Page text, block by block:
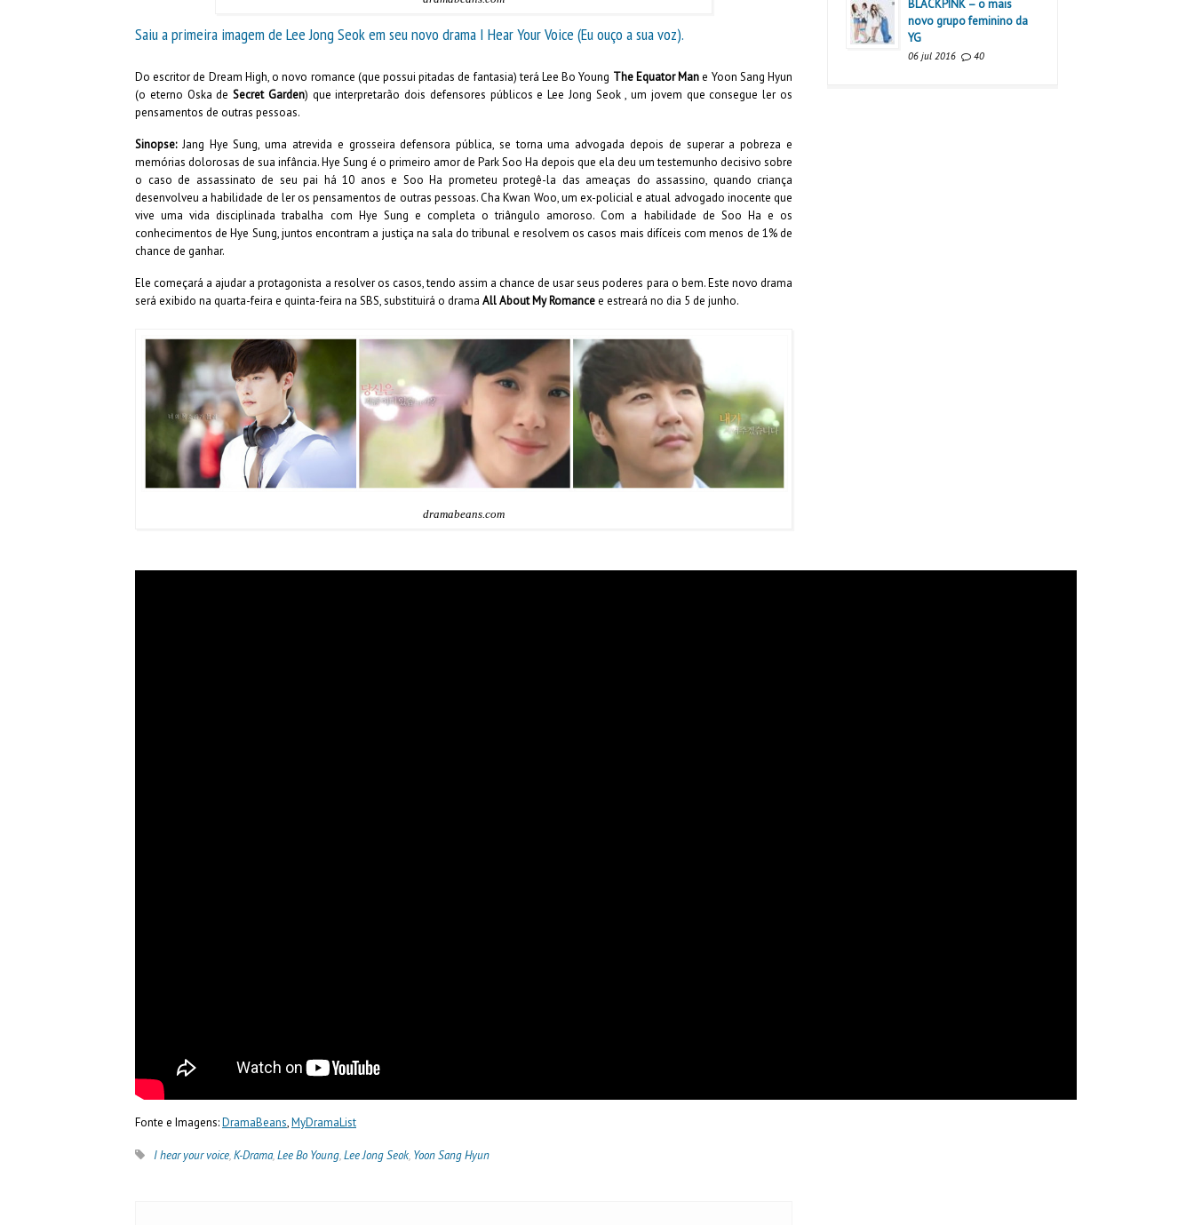
Saiu a primeira imagem de Lee Jong Seok em seu novo drama I Hear Your Voice (Eu ouço a sua voz).
Do escritor de Dream High, o novo romance (que possui pitadas de fantasia) terá Lee Bo Young The Equator Mane Yoon Sang Hyun
(o eterno Oska deSecret Garden) que interpretarão dois defensores públicos e Lee Jong Seok , um jovem que consegue ler os
pensamentos de outras pessoas.
Sinopse: Jang Hye Sung, uma atrevida e grosseira defensora pública, se torna uma advogada depois de superar a pobreza e
memórias dolorosas de sua infância. Hye Sung é o primeiro amor de Park Soo Ha depois que ela deu um testemunho decisivo sobre
o caso de assassinato de seu pai há 10 anos e Soo Ha prometeu protegê-la das ameaças do assassino, quando criança
desenvolveu a habilidade de ler os pensamentos de outras pessoas. Cha Kwan Woo, um ex-policial e atual advogado inocente que
vive uma vida disciplinada trabalha com Hye Sung e completa o triângulo amoroso. Com a habilidade de Soo Ha e os
conhecimentos de Hye Sung, juntos encontram a justiça na sala do tribunal e resolvem os casos mais difíceis com menos de 1% de
chance de ganhar.
Ele começará a ajudar a protagonista a resolver os casos, tendo assim a chance de usar seus poderes para o bem. Este novo drama
será exibido na quarta-feira e quinta-feira na SBS, substituirá o drama All About My Romancee estreará no dia 5 de junho.
dramabeans.com
Fonte e Imagens:DramaBeans,MyDramaList
I hear your voice,K-Drama,Lee Bo Young,Lee Jong Seok, Yoon Sang Hyun
BLACKPINK – o mais
novo grupo feminino da
YG
06 jul 2016 40